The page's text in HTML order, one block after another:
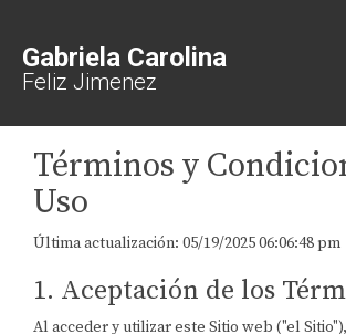
Gabriela Carolina
Feliz Jimenez
Términos y
Uso
Última actualización: 05/19/2025 06:06:48 pm
1. Aceptación de los
Al acceder y utilizar este Sitio web ("el